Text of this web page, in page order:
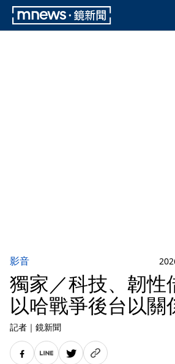
影音
獨家／科技、韌
以哈戰爭後台以關
記者 ｜ 鏡新聞